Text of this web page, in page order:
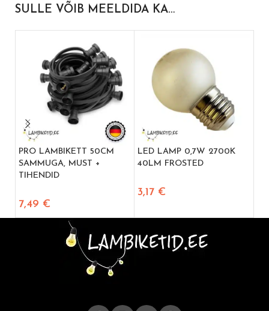
SULLE VÕIB MEELDIDA KA…
PRO LAMBIKETT 50CM
SAMMUGA, MUST +
TIHENDID
7,49 €
LED LAMP 0,7W 2700K
40LM FROSTED
3,17 €